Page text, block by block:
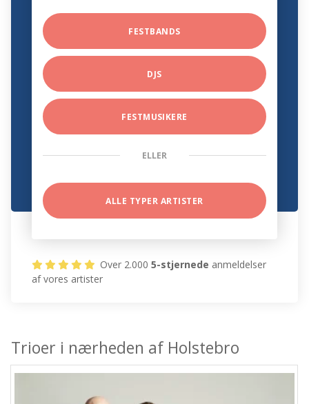
FESTBANDS
DJS
FESTMUSIKERE
ELLER
ALLE TYPER ARTISTER
Over 2.0005-stjernede anmeldelser
af vores artister
Trioer i nærheden af Holstebro